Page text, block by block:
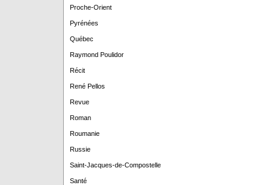
Proche-Orient
Pyrénées
Québec
Raymond Poulidor
Récit
René Pellos
Revue
Roman
Roumanie
Russie
Saint-Jacques-de-Compostelle
Santé